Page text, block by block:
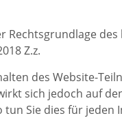
Rechtsgrundlage
Z.z.
des Website-
sich jedoch auf
tun Sie dies für jeden